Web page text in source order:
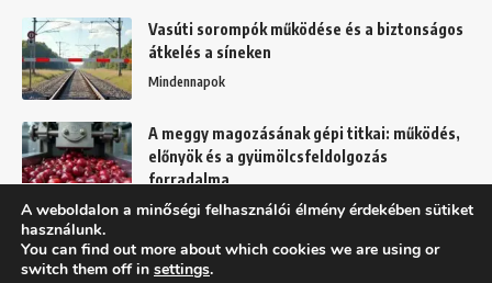
Vasúti sorompók működése és a biztonságos
átkelés a síneken
Mindennapok
A meggy magozásának gépi titkai: működés,
előnyök és a gyümölcsfeldolgozás
forradalma
Kert
A weboldalon a minőségi felhasználói élmény érdekében sütiket
használunk.
You can find out more about which cookies we are using or
switch them off in settings.